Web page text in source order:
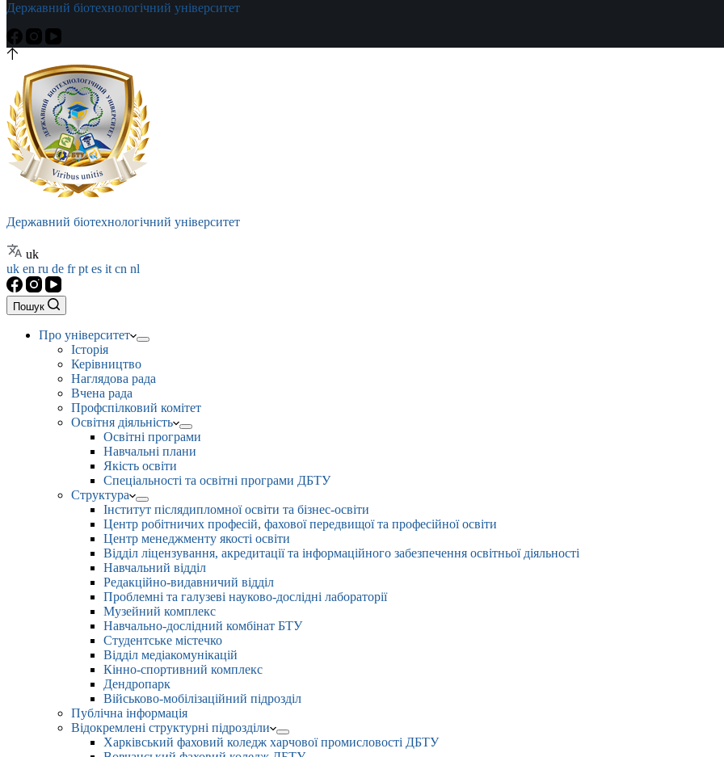
Державний біотехнологічний університет
Державний біотехнологічний університет
uk
uk en ru de frpt es it cn nl
Пошук
Про університет
Історія
Керівництво
Наглядова рада
Вчена рада
Профспілковий комітет
Освітня діяльність
Освітні програми
Навчальні плани
Якість освіти
Спеціальності та освітні програми ДБТУ
Структура
Інститут післядипломної освіти та бізнес-освіти
Центр робітничих професій, фахової передвищої та професійної освіти
Центр менеджменту якості освіти
Відділ ліцензування, акредитації та інформаційного забезпечення освітньої діяльності
Навчальний відділ
Редакційно-видавничий відділ
Проблемні та галузеві науково-дослідні лабораторії
Музейний комплекс
Навчально-дослідний комбінат БТУ
Студентське містечко
Відділ медіакомунікацій
Кінно-спортивний комплекс
Дендропарк
Військово-мобілізаційний підрозділ
Публічна інформація
Відокремлені структурні підрозділи
Харківський фаховий коледж харчової промисловості ДБТУ